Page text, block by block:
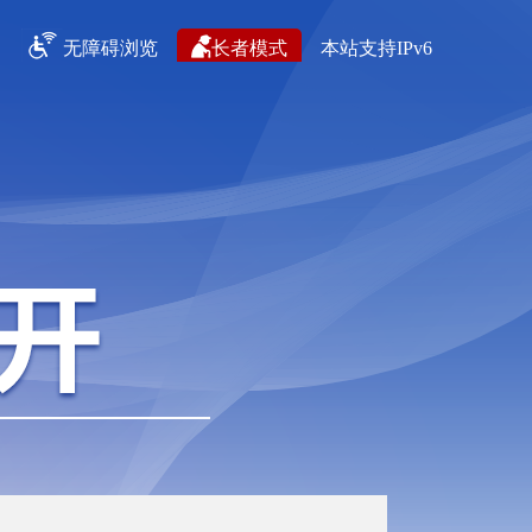
无障碍浏览 长者模式 本站支持IPv6